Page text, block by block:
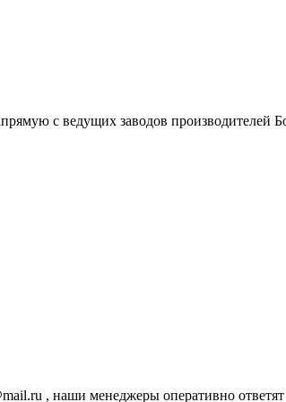
с ведущих заводов производителей
, наши менеджеры оперативно